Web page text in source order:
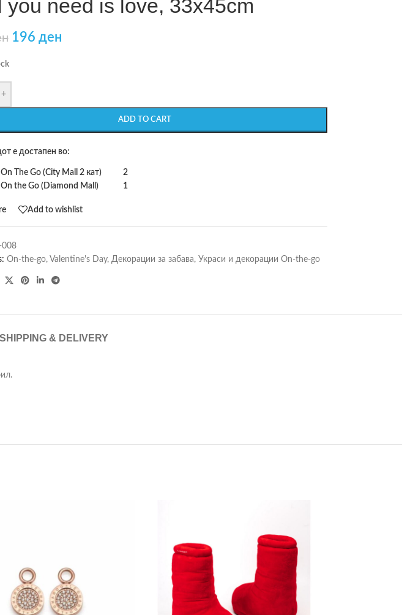
you need is love, 33x45cm
196 ден
+
ADD TO CART
е достапен во:
The Go (City Mall 2 кат)
2
the Go (Diamond Mall)
1
Add to wishlist
008
On-the-go, Valentine's Day, Декорации за забава, Украси и декорации On-the-go
SHIPPING & DELIVERY